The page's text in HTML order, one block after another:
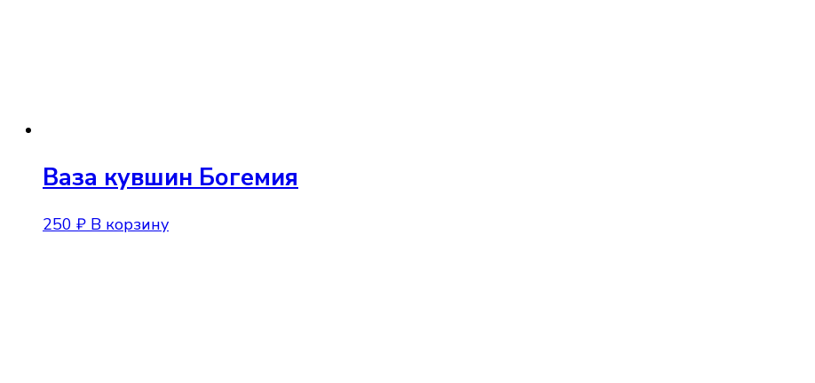
Ваза кувшин Богемия
250 ₽ В корзину